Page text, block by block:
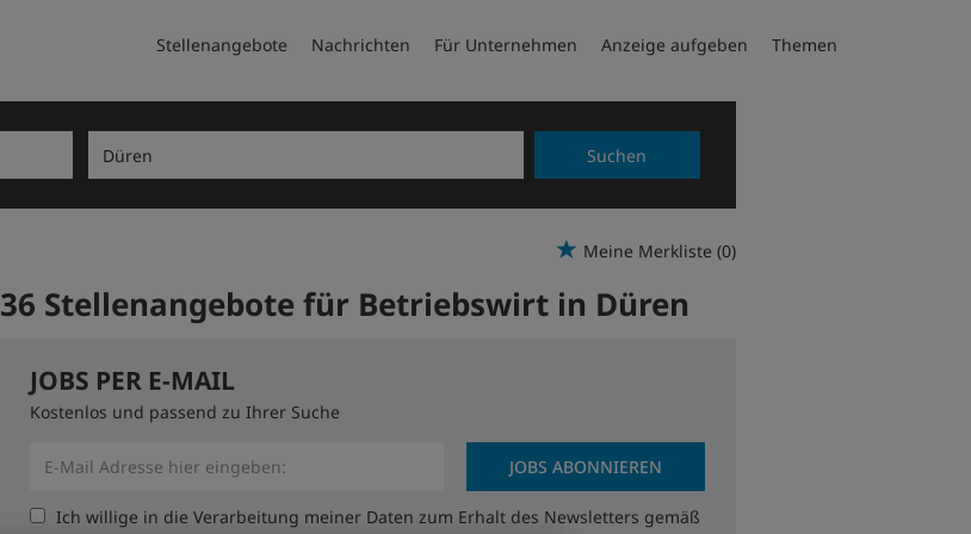
Stellenangebote Nachrichten Für Unternehmen Anzeige aufgeben Themen
Suchen
Meine Merkliste (0)
36 Stellenangebote für Betriebswirt in Düren
JOBS PER E-MAIL
Kostenlos und passend zu Ihrer Suche
JOBS ABONNIEREN
Ich willige in die Verarbeitung meiner Daten zum Erhalt des Newsletters gemäß